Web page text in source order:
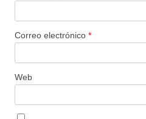
Correo electrónico *
Web